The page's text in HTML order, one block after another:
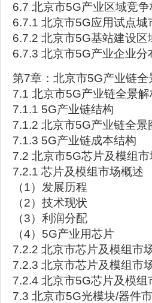
6.7 北京市5G产业区域竞争
6.7.1 北京市5G应用试点城
6.7.2 北京市5G基站建设区
6.7.3 北京市5G产业企业分
第7章：北京市5G产业链
7.1 北京市5G产业链全景解
7.1.1 5G产业链结构
7.1.2 北京市5G产业链全景
7.1.3 5G产业链成本结构
7.2 北京市5G芯片及模组
7.2.1 芯片及模组市场概述
（1）发展历程
（2）技术现状
（3）利润分配
（4）5G产业用芯片
7.2.2 北京市芯片及模组市
7.2.3 北京市芯片及模组市
7.2.4 北京市5G芯片及模组
7.3 北京市5G光模块/器件